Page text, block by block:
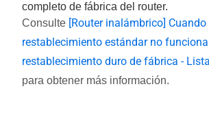
completo de fábrica del router.
Consulte [Router inalámbrico] Cuando
restablecimiento estándar no
restablecimiento duro de fábrica -
para obtener más información.